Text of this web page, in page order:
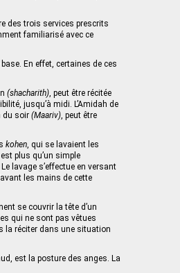
des trois services prescrits
familiarisé avec ce
En effet, certaines de ces
(shacharith), peut être récitée
jusqu’à midi. L’Amidah de
du soir (Maariv), peut être
kohen, qui se lavaient les
plus qu’un simple
lavage s’effectue en versant
les mains de cette
se couvrir la tête d’un
qui ne sont pas vêtues
la réciter dans une situation
est la posture des anges. La